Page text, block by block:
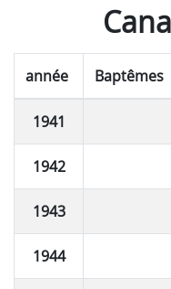
année Baptêmes
1941
1942
1943
1944